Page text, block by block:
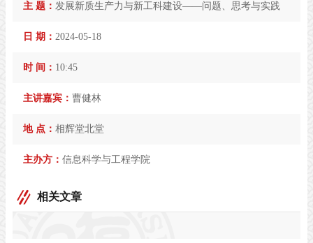
主 题： 发展新质生产力与新工科建设——问题、思考与实践
日 期： 2024-05-18
时 间： 10:45
主讲嘉宾： 曹健林
地 点： 相辉堂北堂
主办方： 信息科学与工程学院
相关文章